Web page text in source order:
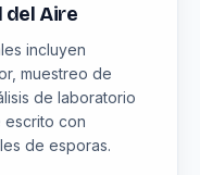
del Aire
incluyen
muestreo de
de laboratorio
escrito con
de esporas.